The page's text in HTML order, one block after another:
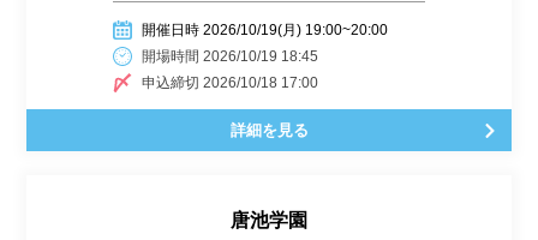
開催日時 2026/10/19(月) 19:00~20:00
開場時間 2026/10/19 18:45
申込締切 2026/10/18 17:00
詳細を見る
唐池学園